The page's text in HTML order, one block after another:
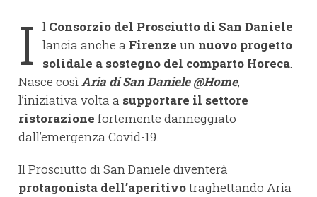
I l Consorzio del Prosciutto di San Daniele
lancia anche a Firenze un nuovo progetto
solidale a sostegno del comparto Horeca.
Nasce cosìAria di San Daniele @Home,
l’iniziativa volta a supportare il settore
ristorazione fortemente danneggiato
dall’emergenza Covid-19.
Il Prosciutto di San Daniele diventerà
protagonista dell’aperitivotraghettando Aria